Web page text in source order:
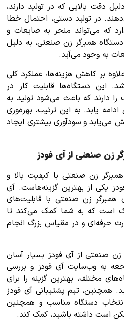
دقت بالایی که در تولید دارند،
در تولید دستی، احتمال خطا
که می‌تواند منجر به ضایعات و
همبرگر زن صنعتی، به دلیل
به وجود می‌آید.
بر کاهش هزینه‌ها، عملکرد کلی
این دستگاه‌ها قابلیت کار در
دارند که باعث می‌شود تولید به
یابد. به این ترتیب، بهره‌وری
می‌یابد و سودآوری بیشتری ایجاد
زن صنعتی از آی فودز
زن صنعتی با کیفیت بالا و
یکی از بهترین گزینه‌هاست. آی
همبرگر زن صنعتی با قابلیت‌های
است که به شما کمک می‌کند تا
حرفه‌ای و در مقیاس بزرگ انجام
زن صنعتی از آی فودز بسیار آسان
به وب‌سایت آی فودز و بررسی
مختلف، بهترین گزینه را برای
همچنین، تیم پشتیبانی آی فودز
دستگاه مناسب و همچنین
است داشته باشید، کمک کند.